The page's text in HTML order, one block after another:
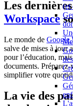
(et
Les
Workspace
Le monde de Google
salve de mises à jour
pour l’éducation,
documents.
simplifier votre
La vie des